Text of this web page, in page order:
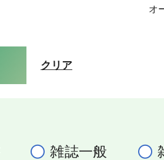
オ
クリア
雑誌一般